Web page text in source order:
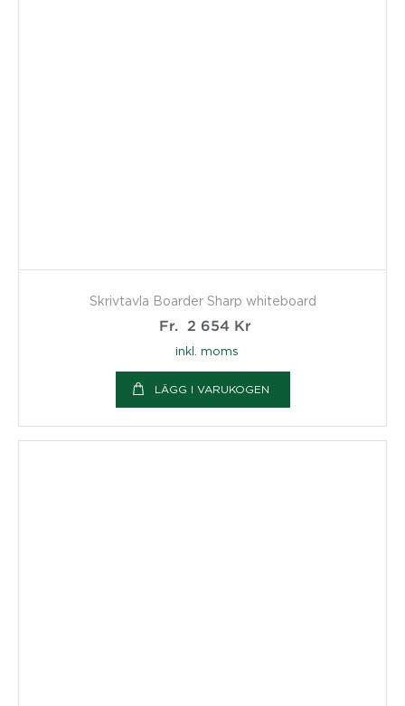
Skrivtavla Boarder Sharp whiteboard
Fr.
2 654 Kr
inkl. moms
LÄGG I VARUKOGEN